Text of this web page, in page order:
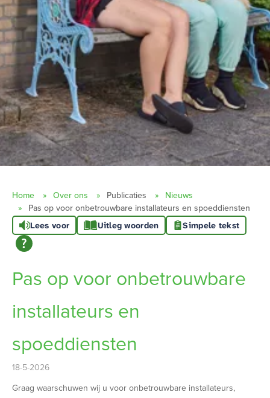
Home Over ons Publicaties
Nieuws
Pas op voor onbetrouwbare installateurs en spoeddiensten
Lees voor Uitleg woorden Simpele tekst
Pas op voor onbetrouwbare
installateurs en
spoeddiensten
18-5-2026
Graag waarschuwen wij u voor onbetrouwbare installateurs,